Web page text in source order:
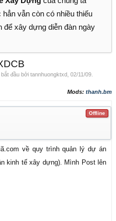
vẫn còn có nhiều thiếu
để xây dựng diễn đàn ngày
bắt đầu bởi tannhuongktxd 02/11/09
Mods: thanh.bm
Offline
về quy trình quản lý dự án
kinh tế xây dựng). Mình Post lên